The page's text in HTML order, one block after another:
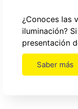
¿Conoces las
iluminación?
presentación
Saber más